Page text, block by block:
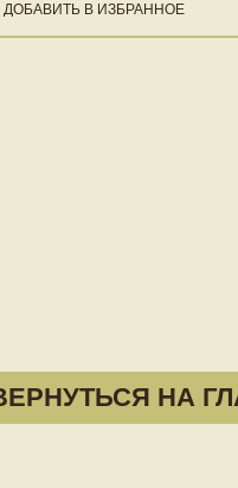
ДОБАВИТЬ В ИЗБРАННОЕ
НА